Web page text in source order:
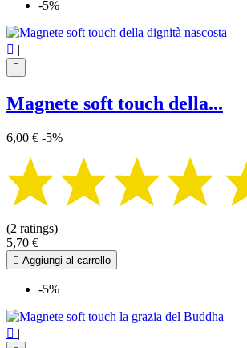
-5%
 |

Magnete soft touch della...
6,00 € -5%
(2 ratings)
5,70 €
 Aggiungi al carrello
-5%
 |